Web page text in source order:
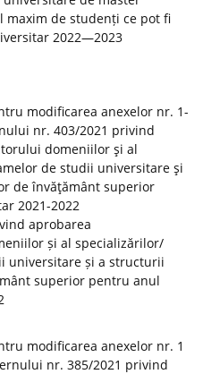
de studenți ce pot fi
2022—2023
modificarea anexelor nr. 1-
nr. 403/2021 privind
domeniilor şi al
de studii universitare şi
de învăţământ superior
2021-2022
aprobarea
și al specializărilor/
universitare și a structurii
superior pentru anul
modificarea anexelor nr. 1
nr. 385/2021 privind